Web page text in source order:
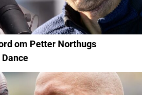
om Petter Northugs